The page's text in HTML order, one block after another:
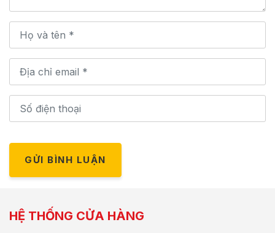
GỬI BÌNH LUẬN
HỆ THỐNG CỬA HÀNG